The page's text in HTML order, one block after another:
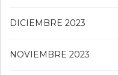
DICIEMBRE 2023
NOVIEMBRE 2023